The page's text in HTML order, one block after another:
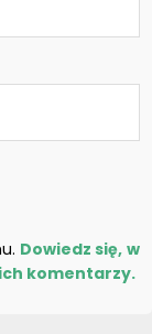
Dowiedz się, w
komentarzy.